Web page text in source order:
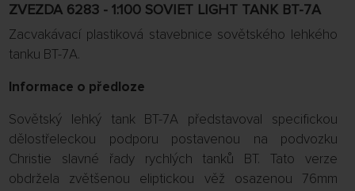
ZVEZDA 6283 - 1:100 SOVIET LIGHT TANK BT-7A
Zacvakávací plastiková stavebnice sovětského lehkého
tanku BT-7A.
Informace o předloze
Sovětský lehký tank BT-7A představoval specifickou
dělostřeleckou podporu postavenou na podvozku
Christie slavné řady rychlých tanků BT. Tato verze
obdržela zvětšenou eliptickou věž osazenou 76mm